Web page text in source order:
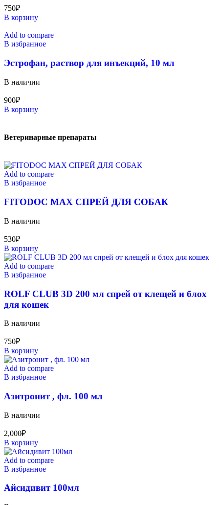
750₽
В корзину
Add to compare
В избранное
Эстрофан, раствор для инъекций, 10 мл
В наличии
900₽
В корзину
Ветеринарные препараты
Add to compare
В избранное
FITODOC MAX СПРЕЙ ДЛЯ СОБАК
В наличии
530₽
В корзину
Add to compare
В избранное
ROLF CLUB 3D 200 мл спрей от клещей и блох
для кошек
В наличии
750₽
В корзину
Add to compare
В избранное
Азитронит , фл. 100 мл
В наличии
2,000₽
В корзину
Add to compare
В избранное
Айсидивит 100мл